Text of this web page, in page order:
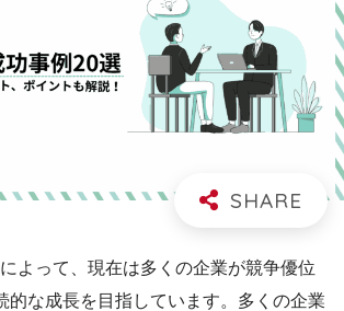
よって、現在は多くの企業が競争優位
的な成長を目指しています。多くの企業